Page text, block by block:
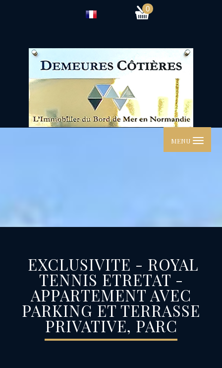
0
MENU
EXCLUSIVITE - ROYAL
TENNIS ETRETAT -
APPARTEMENT AVEC
PARKING ET TERRASSE
PRIVATIVE, PARC